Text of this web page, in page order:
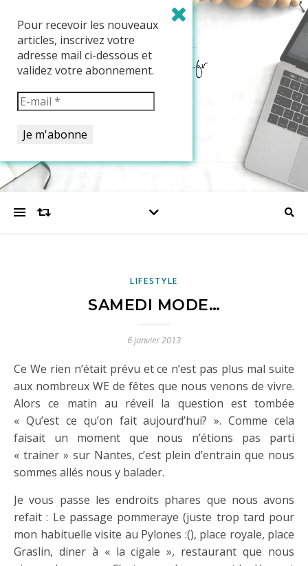
LIFESTYLE
SAMEDI MODE…
6 janvier 2013
Ce We rien n’était prévu et ce n’est pas plus mal suite
aux nombreux WE de fêtes que nous venons de vivre.
Alors ce matin au réveil la question est tombée
« Qu’est ce qu’on fait aujourd’hui? ». Comme cela
faisait un moment que nous n’étions pas parti
« trainer » sur Nantes, c’est plein d’entrain que nous
sommes allés nous y balader.
Je vous passe les endroits phares que nous avons
refait : Le passage pommeraye (juste trop tard pour
mon habituelle visite au Pylones :(), place royale, place
Graslin, diner à « la cigale », restaurant que nous
Pour recevoir les nouveaux
articles, inscrivez votre
adresse mail ci-dessous et
validez votre abonnement.